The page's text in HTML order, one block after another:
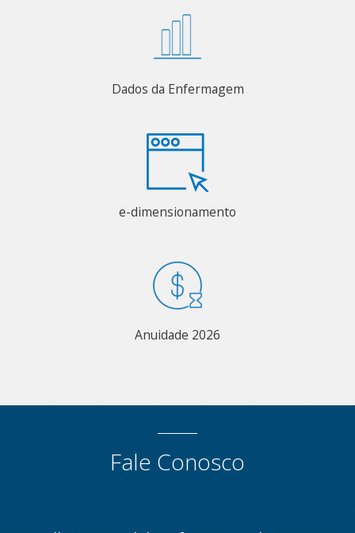
Dados da Enfermagem
e-dimensionamento
Anuidade 2026
Fale Conosco